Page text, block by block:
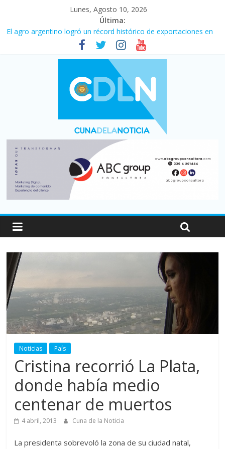
Lunes, Agosto 10, 2026
Última:
Newell’s cayó 2 a 1 ante Defensa y Justicia en Florencio Varela
por la cuarta fecha del Clausura
El agro argentino logró un récord histórico de exportaciones en
La construcción cayó 4,1% en junio y registró su cuarta baja del
Duelo internacional: Falleció Jorge Messi, el papá de Leo
El consumo sigue frenado: las ventas minoristas cayeron 3,8 en
julio y acumulan siete meses en baja
Noticias País
Cristina recorrió La Plata,
donde había medio
centenar de muertos
4 abril, 2013 Cuna de la Noticia
La presidenta sobrevoló la zona de su ciudad natal,